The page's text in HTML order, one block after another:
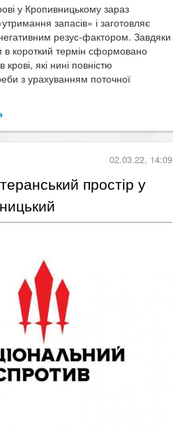
у Кропивницькому зараз
запасів» і заготовляє
резус-фактором. Завдяки
в короткий термін сформовано
які нині повністю
з урахуванням поточної
02.03.22, 14:09
простір у